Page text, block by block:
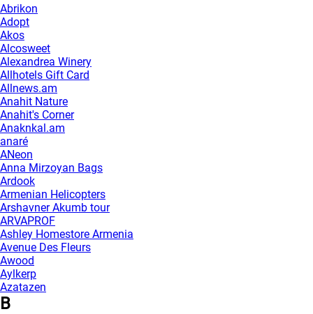
Abrikon
Adopt
Akos
Alcosweet
Alexandrea Winery
Allhotels Gift Card
Allnews.am
Anahit Nature
Anahit's Corner
Anaknkal.am
anaré
ANeon
Anna Mirzoyan Bags
Ardook
Armenian Helicopters
Arshavner Akumb tour
ARVAPROF
Ashley Homestore Armenia
Avenue Des Fleurs
Awood
Aylkerp
Azatazen
B